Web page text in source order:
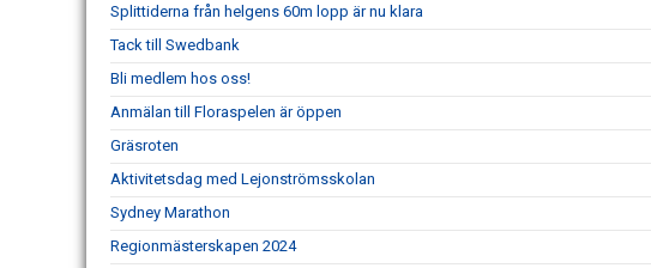
Splittiderna från helgens 60m lopp är nu klara
Tack till Swedbank
Bli medlem hos oss!
Anmälan till Floraspelen är öppen
Gräsroten
Aktivitetsdag med Lejonströmsskolan
Sydney Marathon
Regionmästerskapen 2024